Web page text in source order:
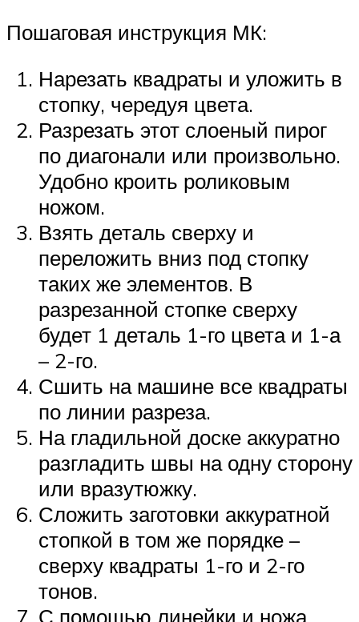
Пошаговая инструкция МК:
Нарезать квадраты и уложить в
стопку, чередуя цвета.
Разрезать этот слоеный пирог
по диагонали или произвольно.
Удобно кроить роликовым
ножом.
Взять деталь сверху и
переложить вниз под стопку
таких же элементов. В
разрезанной стопке сверху
будет 1 деталь 1-го цвета и 1-а
– 2-го.
Сшить на машине все квадраты
по линии разреза.
На гладильной доске аккуратно
разгладить швы на одну сторону
или вразутюжку.
Сложить заготовки аккуратной
стопкой в том же порядке –
сверху квадраты 1-го и 2-го
тонов.
С помощью линейки и ножа